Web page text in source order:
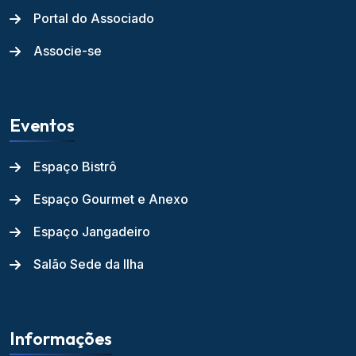
Portal do Associado
Associe-se
Eventos
Espaço Bistrô
Espaço Gourmet e Anexo
Espaço Jangadeiro
Salão Sede da Ilha
Informações